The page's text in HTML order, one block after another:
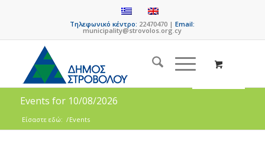
Τηλεφωνικό κέντρο: 22470470 |Email:
municipality@strovolos.org.cy
Events for 10/08/2026
Είσαστε εδώ: /Events